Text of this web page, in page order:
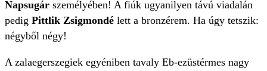
Napsugár személyében! A fiúk ugyanilyen távú viadalán
pedig Pittlik Zsigmondé lett a bronzérem. Ha úgy tetszik:
négyből négy!
A zalaegerszegiek egyéniben tavaly Eb-ezüstérmes nagy